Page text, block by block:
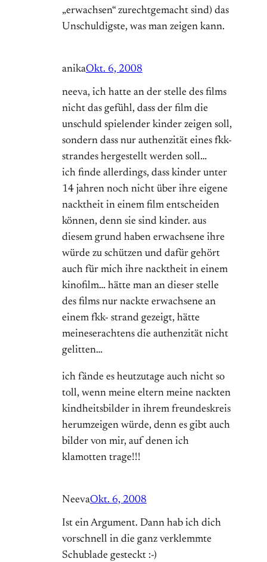
„erwachsen“ zurechtgemacht sind) das
Unschuldigste, was man zeigen kann.
anikaOkt. 6, 2008
neeva, ich hatte an der stelle des films
nicht das gefühl, dass der film die
unschuld spielender kinder zeigen soll,
sondern dass nur authenzität eines fkk-
strandes hergestellt werden soll…
ich finde allerdings, dass kinder unter
14 jahren noch nicht über ihre eigene
nacktheit in einem film entscheiden
können, denn sie sind kinder. aus
diesem grund haben erwachsene ihre
würde zu schützen und dafür gehört
auch für mich ihre nacktheit in einem
kinofilm… hätte man an dieser stelle
des films nur nackte erwachsene an
einem fkk- strand gezeigt, hätte
meineserachtens die authenzität nicht
gelitten…
ich fände es heutzutage auch nicht so
toll, wenn meine eltern meine nackten
kindheitsbilder in ihrem freundeskreis
herumzeigen würde, denn es gibt auch
bilder von mir, auf denen ich
klamotten trage!!!
NeevaOkt. 6, 2008
Ist ein Argument. Dann hab ich dich
vorschnell in die ganz verklemmte
Schublade gesteckt :-)